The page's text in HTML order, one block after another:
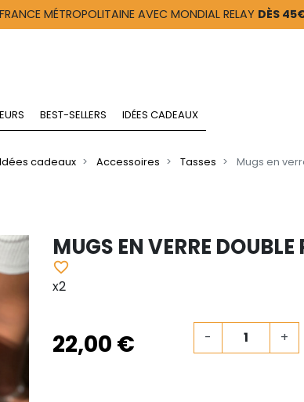
MÉTROPOLITAINE AVEC MONDIAL RELAY DÈS
BEST-SELLERS IDÉES CADEAUX
Idées cadeaux Accessoires Tasses Mugs en
MUGS EN VERRE DOUBLE
favorite_border
x2
22,00 € - +